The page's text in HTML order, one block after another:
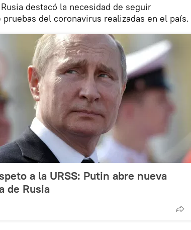
destacó la necesidad de seguir
del coronavirus realizadas en el país.
a la URSS: Putin abre nueva
de Rusia